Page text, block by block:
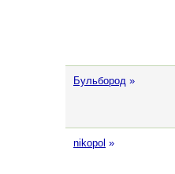
Бульбород »
nikopol »